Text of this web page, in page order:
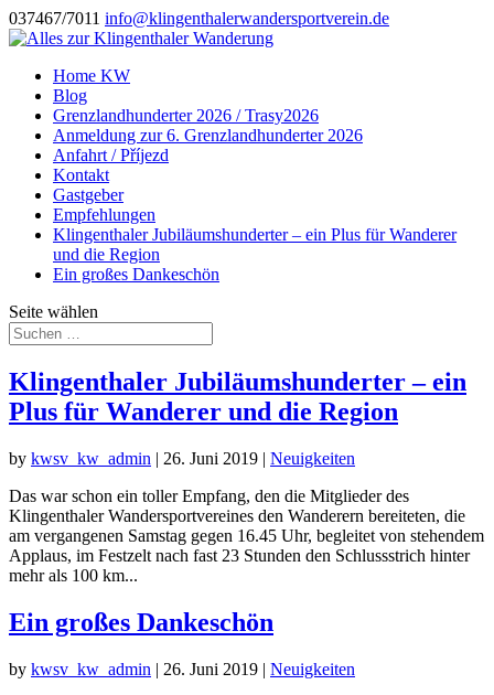
037467/7011 info@klingenthalerwandersportverein.de
Home KW
Blog
Grenzlandhunderter 2026 / Trasy2026
Anmeldung zur 6. Grenzlandhunderter 2026
Anfahrt / Příjezd
Kontakt
Gastgeber
Empfehlungen
Klingenthaler Jubiläumshunderter – ein Plus für Wanderer
und die Region
Ein großes Dankeschön
Seite wählen
Klingenthaler Jubiläumshunderter – ein
Plus für Wanderer und die Region
by kwsv_kw_admin | 26. Juni 2019 | Neuigkeiten
Das war schon ein toller Empfang, den die Mitglieder des
Klingenthaler Wandersportvereines den Wanderern bereiteten, die
am vergangenen Samstag gegen 16.45 Uhr, begleitet von stehendem
Applaus, im Festzelt nach fast 23 Stunden den Schlussstrich hinter
mehr als 100 km...
Ein großes Dankeschön
by kwsv_kw_admin | 26. Juni 2019 | Neuigkeiten